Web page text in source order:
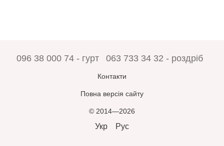
096 38 000 74 - гурт 063 733 34 32 - роздріб
Контакти
Повна версія сайту
© 2014—2026
Укр Рус